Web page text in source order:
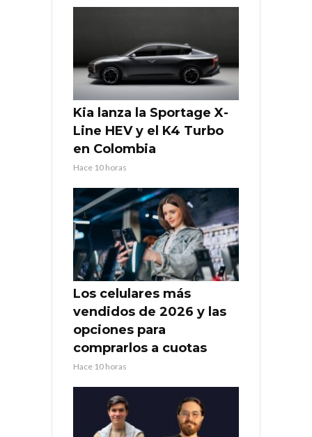
Kia lanza la Sportage X-
Line HEV y el K4 Turbo
en Colombia
Hace 10 horas
Los celulares más
vendidos de 2026 y las
opciones para
comprarlos a cuotas
Hace 10 horas